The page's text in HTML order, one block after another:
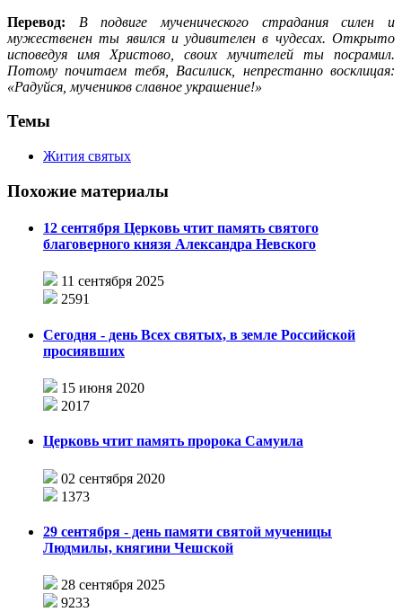
Перевод:
В подвиге мученического страдания силен и
мужественен ты явился и удивителен в чудесах. Открыто
исповедуя имя Христово, своих мучителей ты посрамил.
Потому почитаем тебя, Василиск, непрестанно восклицая:
«Радуйся, мучеников славное украшение!»
Темы
Жития святых
Похожие материалы
12 сентября Церковь чтит память святого
благоверного князя Александра Невского
11 сентября 2025
2591
Сегодня - день Всех святых, в земле Российской
просиявших
15 июня 2020
2017
Церковь чтит память пророка Самуила
02 сентября 2020
1373
29 сентября - день памяти святой мученицы
Людмилы, княгини Чешской
28 сентября 2025
9233